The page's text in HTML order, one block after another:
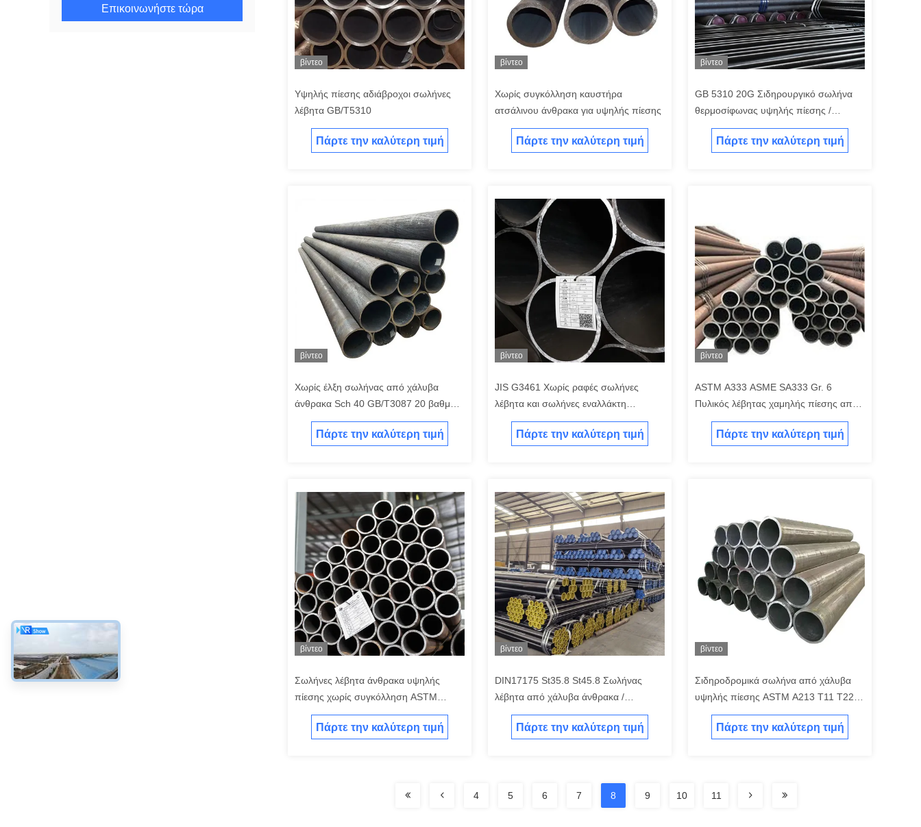
Επικοινωνήστε τώρα
βίντεο
Υψηλής πίεσης αδιάβροχοι σωλήνες
λέβητα GB/T5310
Πάρτε την καλύτερη τιμή
βίντεο
Χωρίς συγκόλληση καυστήρα
ατσάλινου άνθρακα για υψηλής πίεσης
Πάρτε την καλύτερη τιμή
βίντεο
GB 5310 20G Σιδηρουργικό σωλήνα
θερμοσίφωνας υψηλής πίεσης /
σωλήνας άνθρακα χωρίς συγκόλληση
Πάρτε την καλύτερη τιμή
βίντεο
Χωρίς έλξη σωλήνας από χάλυβα
άνθρακα Sch 40 GB/T3087 20 βαθμού
ένωσης χάλυβα σωλήνα χωρίς έλξη
λέβηταΠάρτε την καλύτερη τιμή
βίντεο
JIS G3461 Χωρίς ραφές σωλήνες
λέβητα και σωλήνες εναλλάκτη
θερμότητας από χάλυβα άνθρακα
Πάρτε την καλύτερη τιμή
βίντεο
ASTM A333 ASME SA333 Gr. 6
Πυλικός λέβητας χαμηλής πίεσης από
χάλυβα άνθρακα Μονάδα τοιχώματος
1-20 mmΠάρτε την καλύτερη τιμή
βίντεο
Σωλήνες λέβητα άνθρακα υψηλής
πίεσης χωρίς συγκόλληση ASTM
SA106 Σωλήνας άνθρακα
Πάρτε την καλύτερη τιμή
βίντεο
DIN17175 St35.8 St45.8 Σωλήνας
λέβητα από χάλυβα άνθρακα /
σωλήνας από κράμα χάλυβα
Πάρτε την καλύτερη τιμή
βίντεο
Σιδηροδρομικά σωλήνα από χάλυβα
υψηλής πίεσης ASTM A213 T11 T22
T91 T12 T92 T5 T9
Πάρτε την καλύτερη τιμή
4 5 6 7 8 9 10 11